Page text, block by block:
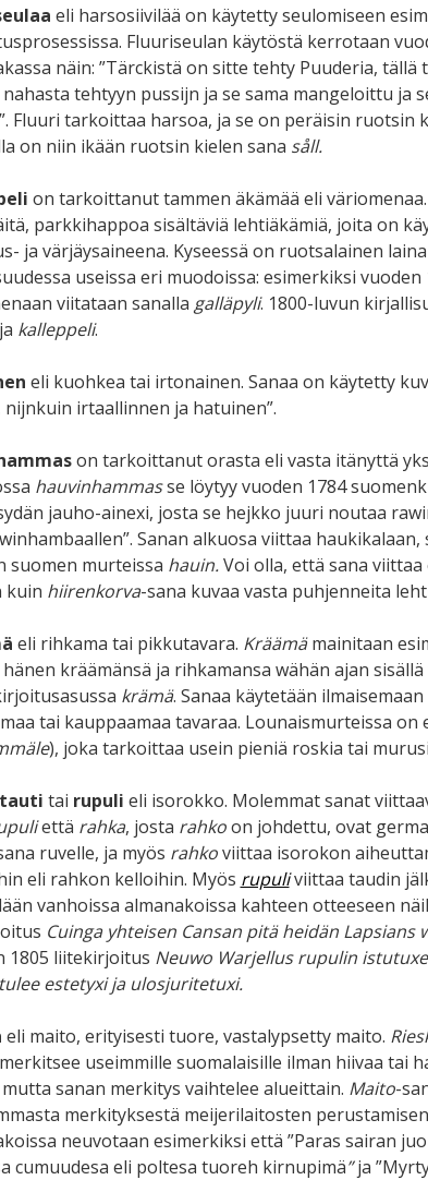
eli harsosiivilää on käytetty seulomiseen
Fluuriseulan käytöstä kerrotaan
näin: ”Tärckistä on sitte tehty Puuderia,
tehtyyn pussijn ja se sama mangeloittu ja
Fluuri tarkoittaa harsoa, ja se on peräisin ruotsin
on niin ikään ruotsin kielen sana såll.
on tarkoittanut tammen äkämää eli
parkkihappoa sisältäviä lehtiäkämiä, joita on
ja värjäysaineena. Kyseessä on ruotsalainen
useissa eri muodoissa: esimerkiksi
viitataan sanalla galläpyli. 1800-luvun
kalleppeli.
eli kuohkea tai irtonainen. Sanaa on käytetty
nijnkuin irtaallinnen ja hatuinen”.
on tarkoittanut orasta eli vasta itänyttä
hauvinhammasse löytyy vuoden 1784
jauho-ainexi, josta se hejkko juuri noutaa
Sanan alkuosa viittaa haukikalaan,
suomen murteissa hauin.Voi olla, että sana
kuin hiirenkorva-sana kuvaa vasta puhjenneita
eli rihkama tai pikkutavara. Kräämämainitaan
kräämänsä ja rihkamansa wähän ajan sisällä
krämä. Sanaa käytetään
tai kauppaamaa tavaraa. Lounaismurteissa on
), joka tarkoittaa usein pieniä roskia tai
tai rupuli eli isorokko. Molemmat sanat
että rahka, josta rahkoon johdettu, ovat
ruvelle, ja myös rahkoviittaa isorokon
eli rahkon kelloihin. Myös rupuliviittaa taudin
vanhoissa almanakoissa kahteen otteeseen
Cuinga yhteisen Cansan pitä heidän
1805 liitekirjoitus Neuwo Warjellus rupulin
estetyxi ja ulosjuritetuxi.
eli maito, erityisesti tuore, vastalypsetty maito.
useimmille suomalaisille ilman hiivaa tai
sanan merkitys vaihtelee alueittain. Maito-
merkityksestä meijerilaitosten
neuvotaan esimerkiksi että ”Paras sairan
cumuudesa eli poltesa tuoreh kirnupimä”ja